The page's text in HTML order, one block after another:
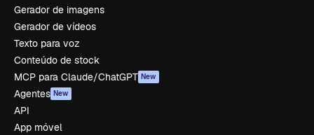
Gerador de imagens
Gerador de vídeos
Texto para voz
Conteúdo de stock
MCP para Claude/ChatGPT New
Agentes New
API
App móvel